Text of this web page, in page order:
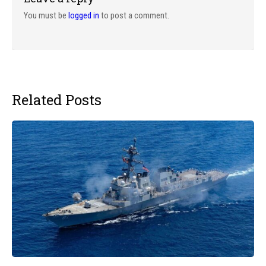
You must be logged in to post a comment.
Related Posts